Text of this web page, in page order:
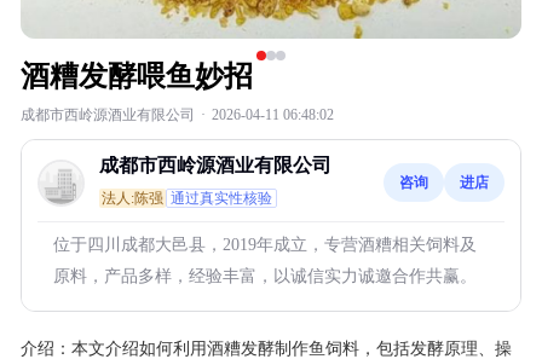
酒糟发酵喂鱼妙招
成都市西岭源酒业有限公司 · 2026-04-11 06:48:02
成都市西岭源酒业有限公司
法人:陈强 通过真实性核验
咨询 进店
位于四川成都大邑县，2019年成立，专营酒糟相关饲料及
原料，产品多样，经验丰富，以诚信实力诚邀合作共赢。
介绍： 本文介绍如何利用酒糟发酵制作鱼饲料，包括发酵原理、操